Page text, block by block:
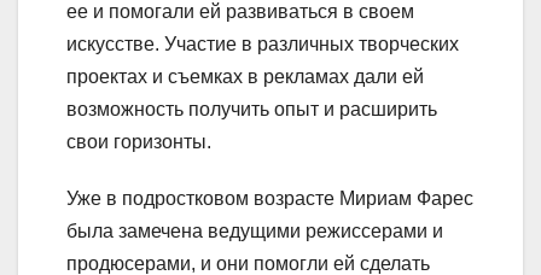
ее и помогали ей развиваться в своем
искусстве. Участие в различных творческих
проектах и съемках в рекламах дали ей
возможность получить опыт и расширить
свои горизонты.
Уже в подростковом возрасте Мириам Фарес
была замечена ведущими режиссерами и
продюсерами, и они помогли ей сделать